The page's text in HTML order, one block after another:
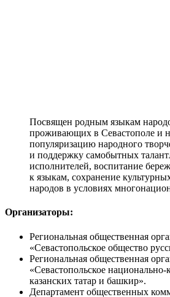
Посвящен родным языкам
проживающих в Севастополе и
популяризацию народного
и поддержку самобытных
исполнителей, воспитание
к языкам, сохранение
народов в условиях
Организаторы:
Региональная общественная
«Севастопольское общество
Региональная общественная
«Севастопольское национально-
казанских татар и башкир».
Департамент общественных